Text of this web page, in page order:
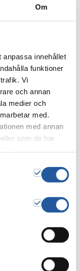
Om
anpassa innehållet
funktioner
Vi
och annan
medier och
med.
med annan
som de har
hämtat ur
Blommor
en